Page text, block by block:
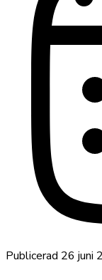
Publicerad 26 juni